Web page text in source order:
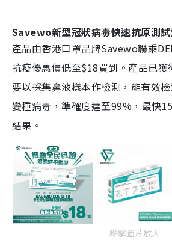
Savewo新型冠狀病毒快速抗原測
產品由香港口罩品牌Savewo聯乘
抗疫優惠價低至$18買到。產品已獲
要以採集鼻液樣本作檢測，能有效
變種病毒，準確度達至99%，最快
結果。
點擊圖片放大